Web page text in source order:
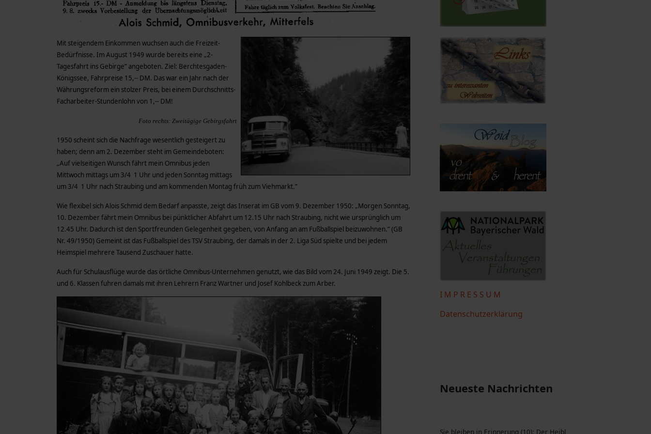
Mit steigendem Einkommen wuchsen auch die Freizeit-
Bedürfnisse. Im August 1949 wurde bereits eine „2-
Tagesfahrt ins Gebirge” angeboten. Ziel: Berchtesgaden-
Königssee, Fahrpreise 15,-- DM. Das war ein Jahr nach der
Währungsreform ein stolzer Preis, bei einem Durchschnitts-
Facharbeiter-Stundenlohn von 1,-- DM!
Foto rechts: Zweitägige Gebirgsfahrt
1950 scheint sich die Nachfrage wesentlich gesteigert zu
haben; denn am 2. Dezember steht im Gemeindeboten:
„Auf vielseitigen Wunsch fährt mein Omnibus jeden
Mittwoch mittags um 3/4 1 Uhr und jeden Sonntag mittags
um 3/4 1 Uhr nach Straubing und am kommenden Montag früh zum Viehmarkt.”
Wie flexibel sich Alois Schmid dem Bedarf anpasste, zeigt das Inserat im GB vom 9. Dezember 1950: „Morgen Sonntag,
10. Dezember fährt mein Omnibus bei pünktlicher Abfahrt um 12.15 Uhr nach Straubing, nicht wie ursprünglich um
12.45 Uhr. Dadurch ist den Sportfreunden Gelegenheit gegeben, von Anfang an am Fußballspiel beizuwohnen.” (GB
Nr. 49/1950) Gemeint ist das Fußballspiel des TSV Straubing, der damals in der 2. Liga Süd spielte und bei jedem
Heimspiel mehrere Tausend Zuschauer hatte.
Auch für Schulausflüge wurde das örtliche Omnibus-Unternehmen genutzt, wie das Bild vom 24. Juni 1949 zeigt. Die 5.
und 6. Klassen fuhren damals mit ihren Lehrern Franz Wartner und Josef Kohlbeck zum Arber.
I M P R E S S U M
Datenschutzerklärung
Neueste Nachrichten
Sie bleiben in Erinnerung (10): Der Heibl